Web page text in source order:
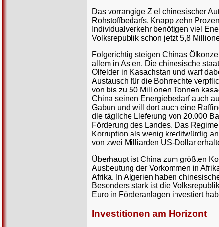
Das vorrangige Ziel chinesischer
Rohstoffbedarfs. Knapp zehn
Individualverkehr benötigen viel
Volksrepublik schon jetzt 5,8
Folgerichtig steigen Chinas
allem in Asien. Die chinesische
Ölfelder in Kasachstan und warf
Austausch für die Bohrrechte
von bis zu 50 Millionen Tonnen
China seinen Energiebedarf auch
Gabun und will dort auch eine
die tägliche Lieferung von 20.000
Förderung des Landes. Das
Korruption als wenig kreditwürdig
von zwei Milliarden US-Dollar
Überhaupt ist China zum größten
Ausbeutung der Vorkommen in
Afrika. In Algerien haben
Besonders stark ist die
Euro in Förderanlagen investiert
Investitionen am Horizont